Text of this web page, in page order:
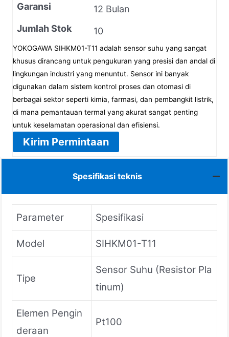
Garansi
12 Bulan
Jumlah Stok
10
YOKOGAWA SIHKM01-T11 adalah sensor suhu yang sangat
khusus dirancang untuk pengukuran yang presisi dan andal di
lingkungan industri yang menuntut. Sensor ini banyak
digunakan dalam sistem kontrol proses dan otomasi di
berbagai sektor seperti kimia, farmasi, dan pembangkit listrik,
di mana pemantauan termal yang akurat sangat penting
untuk keselamatan operasional dan efisiensi.
Kirim Permintaan
Spesifikasi teknis
Parameter Spesifikasi
Model SIHKM01-T11
Tipe
Sensor Suhu (Resistor Pla
tinum)
Elemen Pengin
deraan
Pt100